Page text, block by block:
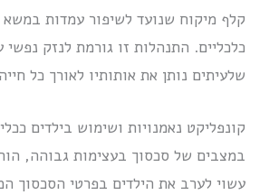
קלף מיקוח שנועד לשיפור עמדות במשא
כלכליים. התנהלות זו גורמת לנזק נפשי
שלעיתים נותן את אותותיו לאורך כל
קונפליקט נאמנויות ושימוש בילדים
במצבים של סכסוך בעצימות גבוהה,
עשוי לערב את הילדים בפרטי הסכסוך